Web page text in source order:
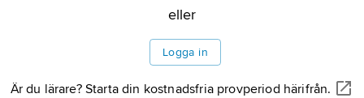
Information om artikeln
eller
Logga in
Är du lärare? Starta din kostnadsfria provperiod härifrån.